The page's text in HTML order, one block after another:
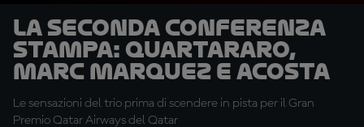
La seconda conferenza
stampa: Quartararo,
Marc Marquez e Acosta
Le sensazioni del trio prima di scendere in pista per il Gran
Premio Qatar Airways del Qatar